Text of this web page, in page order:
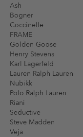
Ash
Bogner
Coccinelle
FRAME
Golden Goose
Henry Stevens
Karl Lagerfeld
Lauren Ralph Lauren
Nubikk
Polo Ralph Lauren
Riani
Seductive
Steve Madden
Veja